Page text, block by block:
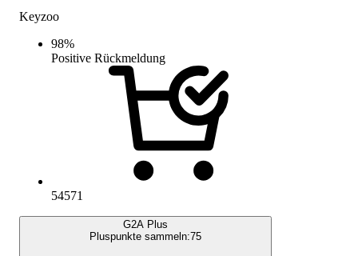
Keyzoo
98%
Positive Rückmeldung
54571
G2A Plus
Pluspunkte sammeln:75